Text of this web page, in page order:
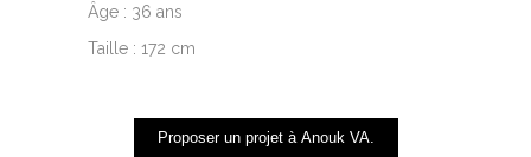
Âge : 36 ans
Taille : 172 cm
Proposer un projet à Anouk VA.